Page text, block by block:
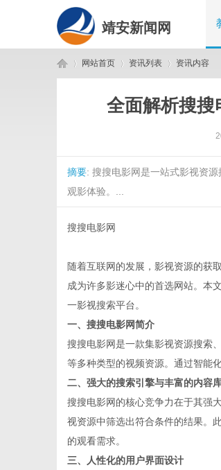
靖安新闻网
网站首页 资讯列表 资讯内容
全面解析搜搜
摘要: 搜搜电影网是一站式影视资
观影体验。...
搜搜电影网
随着互联网的发展，影视资源的获
成为许多影迷心中的首选网站。本
一影视搜索平台。
一、搜搜电影网简介
搜搜电影网是一款集影视资源搜索
等多种类型的视频资源。通过智能
二、强大的搜索引擎与丰富的内容
搜搜电影网的核心竞争力在于其强
视资源中筛选出符合条件的结果。
的观看需求。
三、人性化的用户界面设计